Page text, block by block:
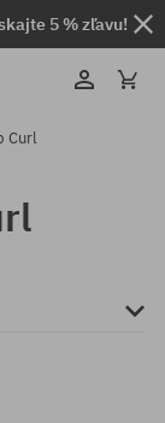
5 % zľavu!
Curl